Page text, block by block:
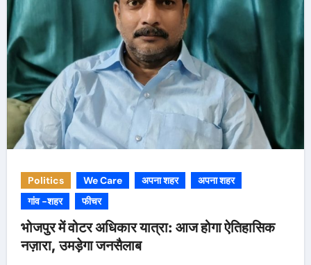
Politics We Care अपना शहर
अपना शहर
गांव -शहर
फीचर
भोजपुर में वोटर अधिकार यात्रा: आज होगा ऐतिहासिक
नज़ारा, उमड़ेगा जनसैलाब